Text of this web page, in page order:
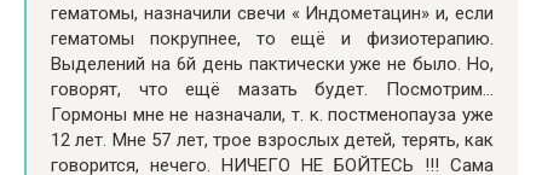
гематомы, назначили свечи « Индометацин» и, если
гематомы покрупнее, то ещё и физиотерапию.
Выделений на 6й день пактически уже не было. Но,
говорят, что ещё мазать будет. Посмотрим…
Гормоны мне не назначали, т. к. постменопауза уже
12 лет. Мне 57 лет, трое взрослых детей, терять, как
говорится, нечего. НИЧЕГО НЕ БОЙТЕСЬ !!! Сама